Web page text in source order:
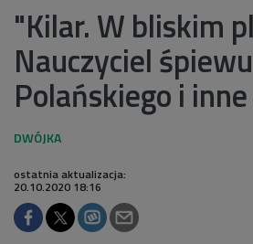
"Kilar. W bliskim
Nauczyciel
Polańskiego i
ostatnia aktualizacja:
20.10.2020 18:16